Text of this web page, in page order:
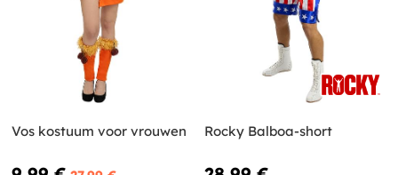
Vos kostuum voor vrouwen Rocky Balboa-short